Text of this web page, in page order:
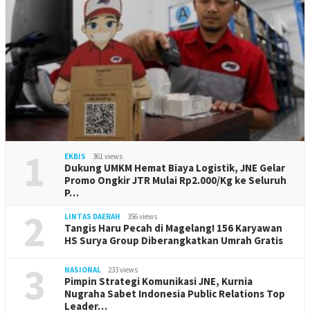
1 EKBIS 361 views
Dukung UMKM Hemat Biaya Logistik, JNE Gelar
Promo Ongkir JTR Mulai Rp2.000/Kg ke Seluruh
P…
2 LINTAS DAERAH 356 views
Tangis Haru Pecah di Magelang! 156 Karyawan
HS Surya Group Diberangkatkan Umrah Gratis
3 NASIONAL 233 views
Pimpin Strategi Komunikasi JNE, Kurnia
Nugraha Sabet Indonesia Public Relations Top
Leader…